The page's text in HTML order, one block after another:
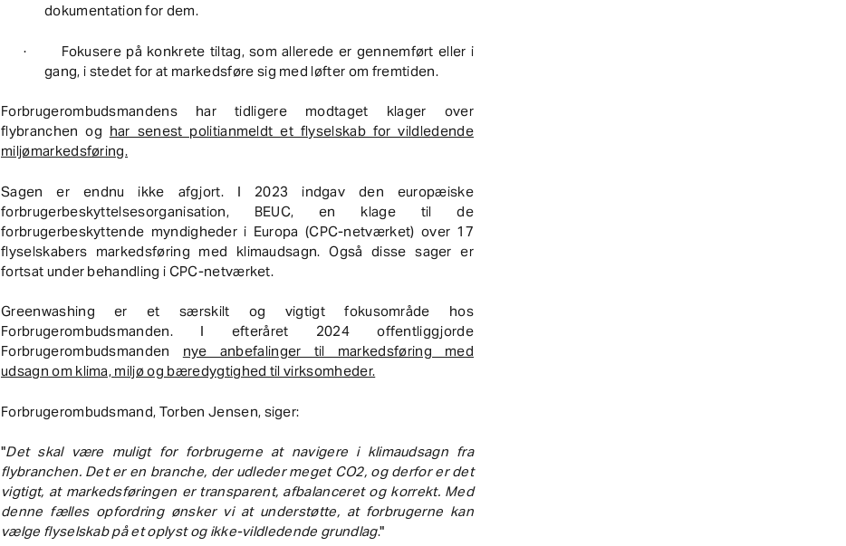
dokumentation for dem.
·
Fokusere på konkrete tiltag, som allerede er gennemført eller i
gang, i stedet for at markedsføre sig med løfter om fremtiden.
Forbrugerombudsmandens har tidligere modtaget klager over
flybranchen og har senest politianmeldt et flyselskab for vildledende
miljømarkedsføring.
Sagen er endnu ikke afgjort. I 2023 indgav den europæiske
forbrugerbeskyttelsesorganisation, BEUC, en klage til de
forbrugerbeskyttende myndigheder i Europa (CPC-netværket) over 17
flyselskabers markedsføring med klimaudsagn. Også disse sager er
fortsat under behandling i CPC-netværket.
Greenwashing er et særskilt og vigtigt fokusområde hos
Forbrugerombudsmanden. I efteråret 2024 offentliggjorde
Forbrugerombudsmanden nye anbefalinger til markedsføring med
udsagn om klima, miljø og bæredygtighed til virksomheder.
Forbrugerombudsmand, Torben Jensen, siger:
"Det skal være muligt for forbrugerne at navigere i klimaudsagn fra
flybranchen. Det er en branche, der udleder meget CO2, og derfor er det
vigtigt, at markedsføringen er transparent, afbalanceret og korrekt. Med
denne fælles opfordring ønsker vi at understøtte, at forbrugerne kan
vælge flyselskab på et oplyst og ikke-vildledende grundlag."